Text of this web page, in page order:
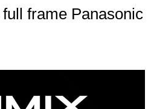
frame Panasonic